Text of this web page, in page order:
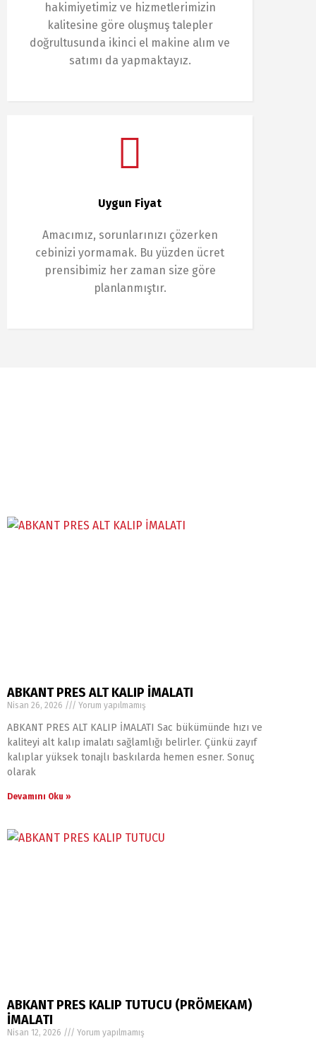
hakimiyetimiz ve hizmetlerimizin
kalitesine göre oluşmuş talepler
doğrultusunda ikinci el makine alım ve
satımı da yapmaktayız.
Uygun Fiyat
Amacımız, sorunlarınızı çözerken
cebinizi yormamak. Bu yüzden ücret
prensibimiz her zaman size göre
planlanmıştır.
ABKANT PRES ALT KALIP İMALATI
Nisan 26, 2026 Yorum yapılmamış
ABKANT PRES ALT KALIP İMALATI Sac bükümünde hızı ve
kaliteyi alt kalıp imalatı sağlamlığı belirler. Çünkü zayıf
kalıplar yüksek tonajlı baskılarda hemen esner. Sonuç
olarak
Devamını Oku »
ABKANT PRES KALIP TUTUCU (PRÖMEKAM)
İMALATI
Nisan 12, 2026 Yorum yapılmamış